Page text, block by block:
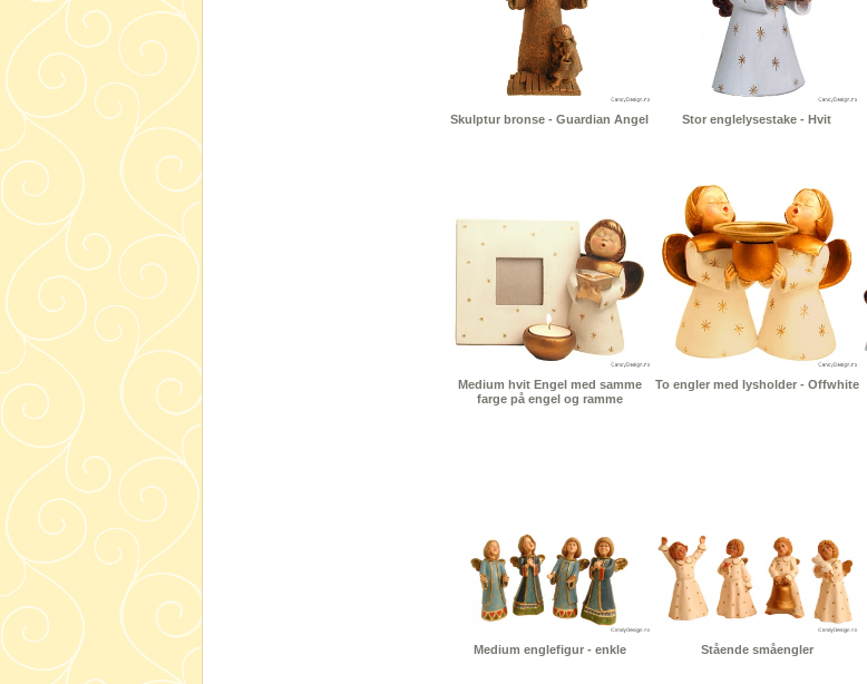
Skulptur bronse - Guardian Angel Stor englelysestake - Hvit
Medium hvit Engel med samme
farge på engel og ramme
To engler med lysholder - Offwhite
Medium englefigur - enkle Stående småengler